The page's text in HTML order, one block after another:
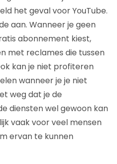
het geval voor YouTube.
aan. Wanneer je geen
abonnement kiest,
met reclames die tussen
kan je niet profiteren
wanneer je je niet
weg dat je de
diensten wel gewoon kan
vaak voor veel mensen
ervan te kunnen